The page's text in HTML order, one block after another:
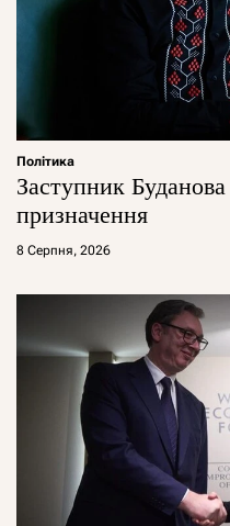
Політика
Заступник
призначення
8 Серпня, 2026